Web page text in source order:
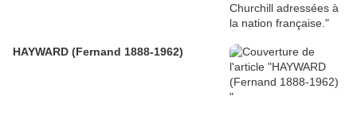
HAYWARD (Fernand 1888-1962)